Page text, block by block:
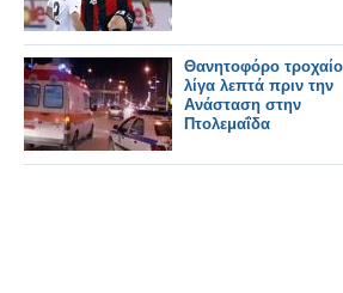
Θανητοφόρο τροχαίο
λίγα λεπτά πριν την
Ανάσταση στην
Πτολεμαΐδα